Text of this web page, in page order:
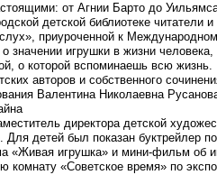
от Агнии Барто до
детской библиотеке читатели
приуроченной к
значении игрушки в жизни
о которой вспоминаешь всю
авторов и собственного
Валентина Николаевна
директора детской
Для детей был показан буктрейлер
«Живая игрушка» и мини-фильм
комнату «Советское время» по